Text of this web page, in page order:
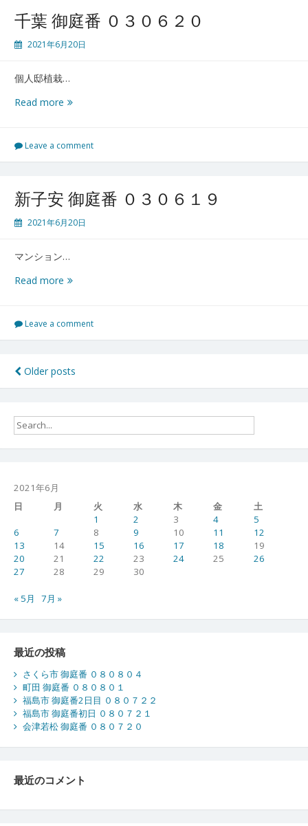
０
３
２
１
千葉 御庭番 ０３０６２０
2021年6月20日
個人邸植栽…
Read more 千
庭
番
０
６
Leave a comment
新子安 御庭番 ０３０６１９
2021年6月20日
マンション…
Read more 新
御
庭
０
９
Leave a comment
投
稿
ナ
ビ
ー
シ
ョ
ン
Older posts
2021年6月
日
月 火 水 木 金
土
1
2 3 4
5
6
7 8 9 10 11
12
13
14 15 16 17 18
19
20
21 22 23 24 25
26
27
28 29 30
« 5月 7月 »
最近の投稿
さくら市 御庭番 ０８０８０４
町田 御庭番 ０８０８０１
福島市 御庭番2日目 ０８０７２２
福島市 御庭番初日 ０８０７２１
会津若松 御庭番 ０８０７２０
最近のコメント